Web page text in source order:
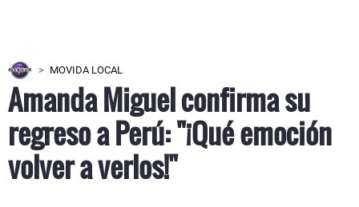
MOVIDA LOCAL
Amanda Miguel confirma su
regreso a Perú: "¡Qué emoción
volver a verlos!"